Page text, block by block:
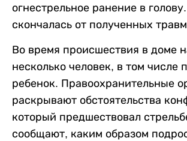
огнестрельное ранение в
скончалась от полученных
Во время происшествия в доме
несколько человек, в том числе
ребенок. Правоохранительные
раскрывают обстоятельства
который предшествовал
сообщают, каким образом